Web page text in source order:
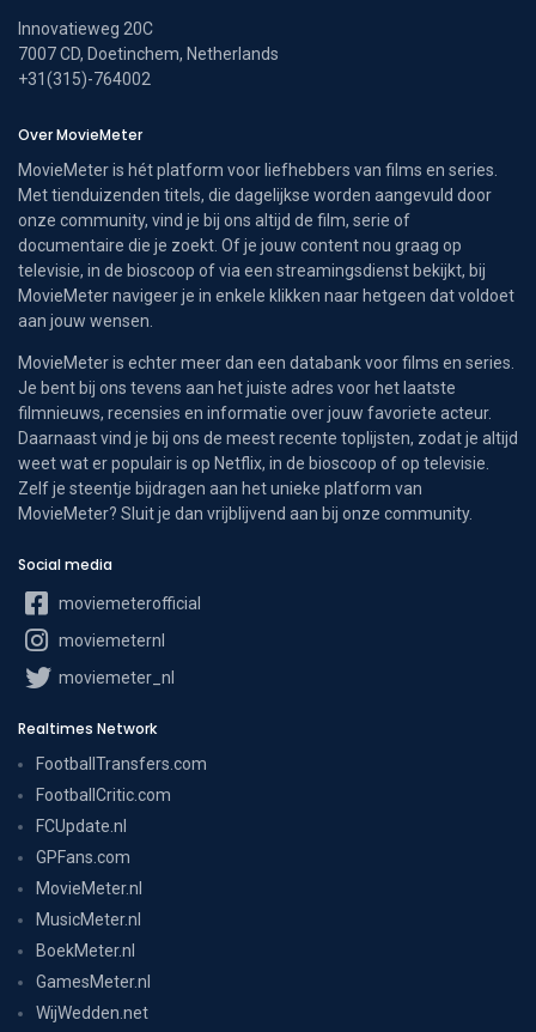
Innovatieweg 20C
7007 CD, Doetinchem, Netherlands
+31(315)-764002
Over MovieMeter
MovieMeter is hét platform voor liefhebbers van films en series.
Met tienduizenden titels, die dagelijkse worden aangevuld door
onze community, vind je bij ons altijd de film, serie of
documentaire die je zoekt. Of je jouw content nou graag op
televisie, in de bioscoop of via een streamingsdienst bekijkt, bij
MovieMeter navigeer je in enkele klikken naar hetgeen dat voldoet
aan jouw wensen.
MovieMeter is echter meer dan een databank voor films en series.
Je bent bij ons tevens aan het juiste adres voor het laatste
filmnieuws, recensies en informatie over jouw favoriete acteur.
Daarnaast vind je bij ons de meest recente toplijsten, zodat je altijd
weet wat er populair is op Netflix, in de bioscoop of op televisie.
Zelf je steentje bijdragen aan het unieke platform van
MovieMeter? Sluit je dan vrijblijvend aan bij onze community.
Social media
moviemeterofficial
moviemeternl
moviemeter_nl
Realtimes Network
FootballTransfers.com
FootballCritic.com
FCUpdate.nl
GPFans.com
MovieMeter.nl
MusicMeter.nl
BoekMeter.nl
GamesMeter.nl
WijWedden.net